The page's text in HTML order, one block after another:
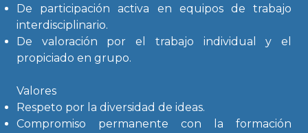
De participación activa en equipos de trabajo
interdisciplinario.
De valoración por el trabajo individual y el
propiciado en grupo.
Valores
Respeto por la diversidad de ideas.
Compromiso permanente con la formación